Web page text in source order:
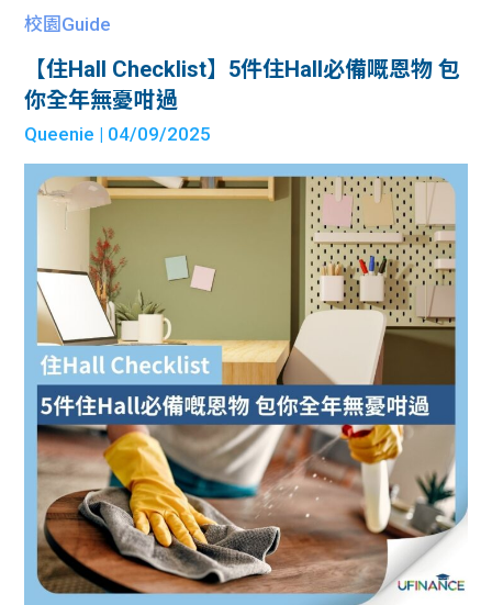
校園Guide
【住Hall Checklist】5件住Hall必備嘅恩物 包
你全年無憂咁過
Queenie | 04/09/2025